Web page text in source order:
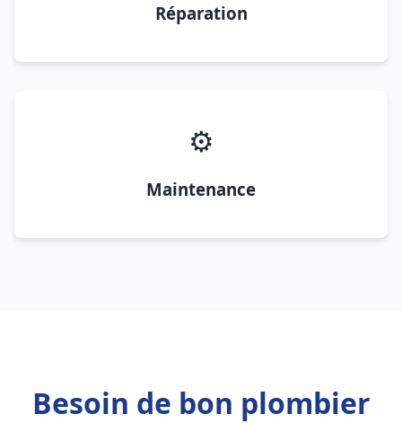
Réparation
⚙️
Maintenance
Besoin de bon plombier